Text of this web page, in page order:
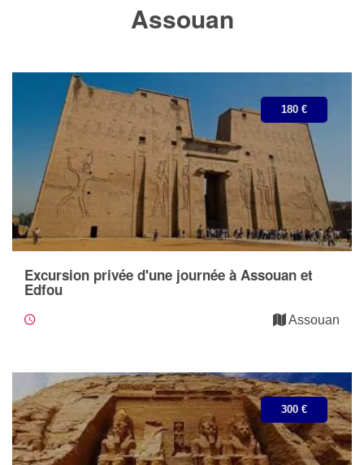
Assouan
180 €
Excursion privée d'une journée à Assouan et
Edfou
Assouan
300 €